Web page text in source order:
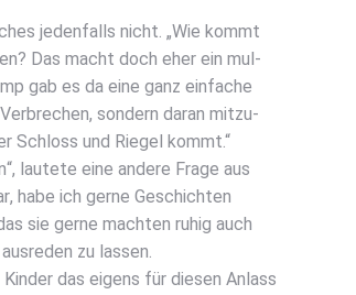
jeden­falls nicht. „Wie kommt
Das macht doch eher ein mul­
gab es da eine ganz ein­fa­che
son­dern dar­an mit­zu­
Schloss und Rie­gel kommt.“
lau­te­te eine ande­re Fra­ge aus
habe ich ger­ne Geschich­ten
sie ger­ne mach­ten ruhig auch
zu las­sen.
das eigens für die­sen Anlass